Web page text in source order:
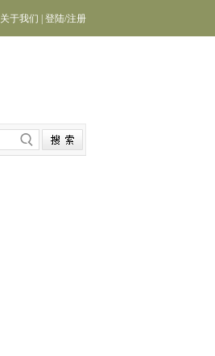
关于我们 登陆/注册